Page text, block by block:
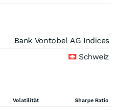
Bank Vontobel AG Indices
Schweiz
Volatilität Sharpe Ratio